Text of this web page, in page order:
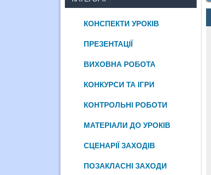
КОНСПЕКТИ УРОКІВ
ПРЕЗЕНТАЦІЇ
ВИХОВНА РОБОТА
КОНКУРСИ ТА ІГРИ
КОНТРОЛЬНІ РОБОТИ
МАТЕРІАЛИ ДО УРОКІВ
СЦЕНАРІЇ ЗАХОДІВ
ПОЗАКЛАСНІ ЗАХОДИ